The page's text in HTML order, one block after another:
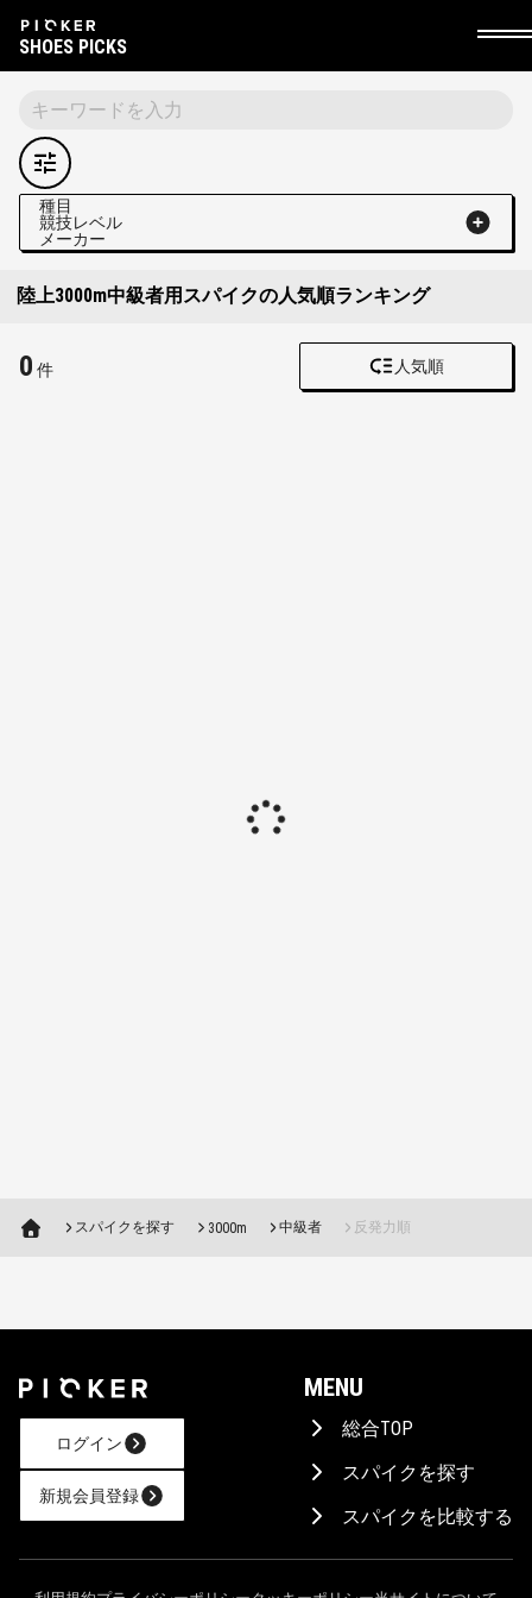
SHOES PICKS
種目
競技レベル
メーカー
陸上3000m中級者用スパイクの人気順ランキング
0 件 人気順
AIに相談！
スパイクを探す 3000m 中級者 反発力順
ログイン
新規会員登録
MENU
総合TOP
スパイクを探す
スパイクを比較する